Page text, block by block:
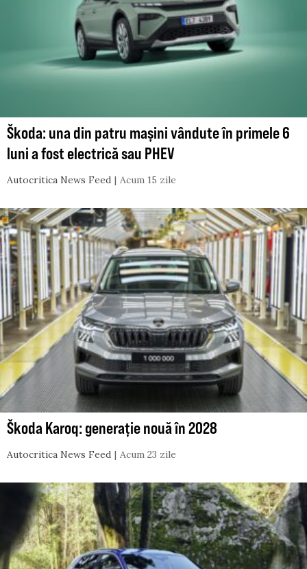
Škoda: una din patru mașini vândute în primele 6
luni a fost electrică sau PHEV
Autocritica News Feed Acum 15 zile
Škoda Karoq: generație nouă în 2028
Autocritica News Feed Acum 23 zile